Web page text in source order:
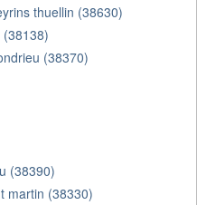
thuellin (38630)
(38370)
(38390)
martin (38330)